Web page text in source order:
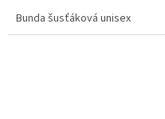
Bunda šusťáková unisex